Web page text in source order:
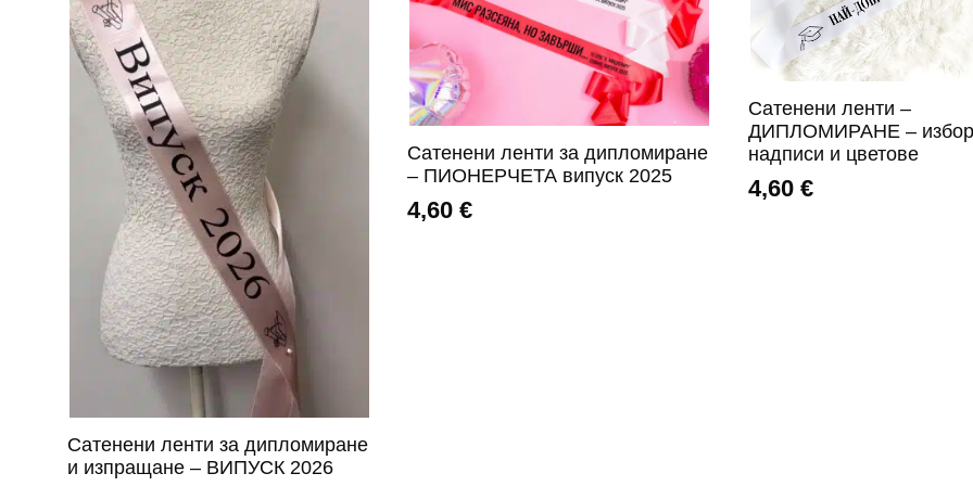
Сатенени ленти за дипломиране
и изпращане – ВИПУСК 2026
Сатенени ленти за дипломиране
– ПИОНЕРЧЕТА випуск 2025
4,60€
Сатенени ленти –
ДИПЛОМИРАНЕ –
надписи и цветове
4,60 €